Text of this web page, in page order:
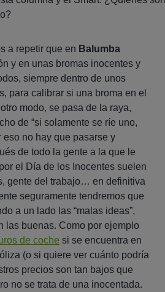
a repetir que en Balumba
y en unas bromas inocentes y
siempre dentro de unos
para calibrar si una broma en el
modo, se pasa de la raya,
de “si solamente se ríe uno,
eso no hay que pasarse y
de todo la gente a la que le
el Día de los Inocentes suelen
gente del trabajo… en definitiva
seguramente tendremos que
a un lado las “malas ideas”,
las buenas. Como por ejemplo
de coche si se encuentra en
(o si quiere ver cuánto podría
precios son tan bajos que
no se trata de una inocentada.